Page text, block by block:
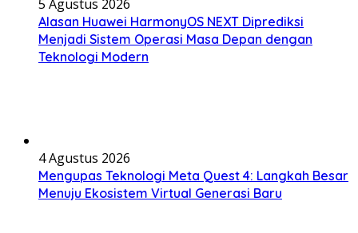
5 Agustus 2026
Alasan Huawei HarmonyOS NEXT Diprediksi
Menjadi Sistem Operasi Masa Depan dengan
Teknologi Modern
4 Agustus 2026
Mengupas Teknologi Meta Quest 4: Langkah Besar
Menuju Ekosistem Virtual Generasi Baru